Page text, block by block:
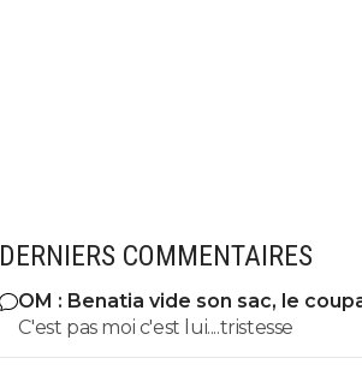
DERNIERS COMMENTAIRES
OM : Benatia vide son sac, le
prend cher
C'est pas moi c'est lui....tristesse